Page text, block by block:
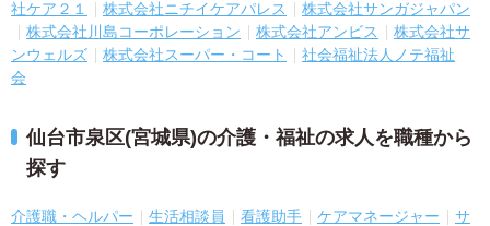
社ケア２１
株式会社ニチイケアパレス
株式会社サンガジャパン
株式会社川島コーポレーション
株式会社アンビス
株式会社サ
ンウェルズ
株式会社スーパー・コート
社会福祉法人ノテ福祉
会
仙台市泉区(宮城県)の介護・福祉の求人を職種から
探す
介護職・ヘルパー 生活相談員 看護助手 ケアマネージャー
サ